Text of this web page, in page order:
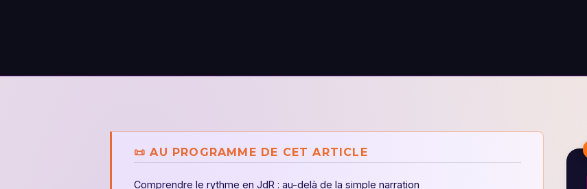
📜 AU PROGRAMME DE CET ARTICLE
Comprendre le rythme en JdR : au-delà de la simple narration